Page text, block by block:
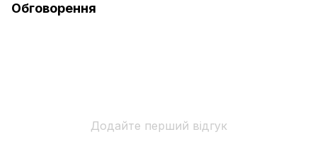
Обговорення
Додайте перший відгук